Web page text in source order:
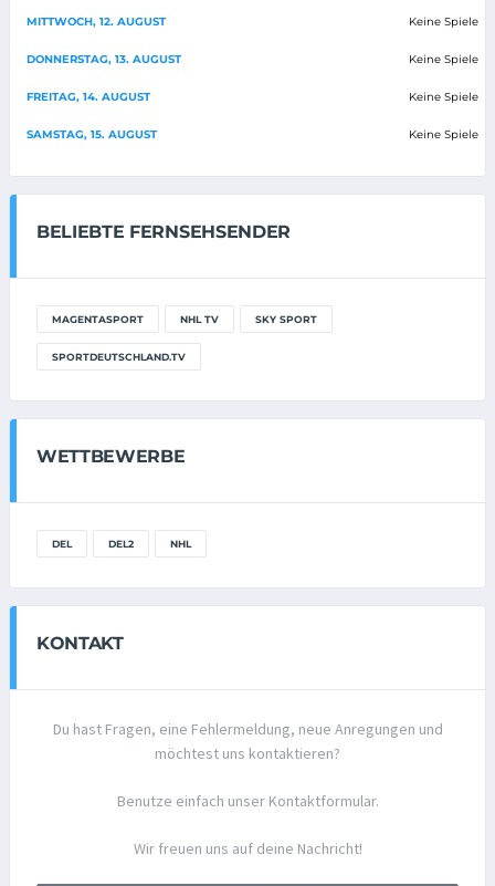
MITTWOCH, 12. AUGUST Keine Spiele
DONNERSTAG, 13. AUGUST Keine Spiele
FREITAG, 14. AUGUST Keine Spiele
SAMSTAG, 15. AUGUST Keine Spiele
BELIEBTE FERNSEHSENDER
MAGENTASPORT NHL TV SKY SPORT
SPORTDEUTSCHLAND.TV
WETTBEWERBE
DEL DEL2 NHL
KONTAKT
Du hast Fragen, eine Fehlermeldung, neue Anregungen und
möchtest uns kontaktieren?
Benutze einfach unser Kontaktformular.
Wir freuen uns auf deine Nachricht!